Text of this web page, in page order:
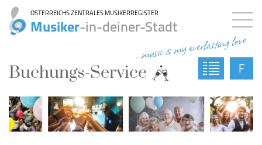
ÖSTERREICHS ZENTRALES MUSIKERREGISTER
Musiker-in-deiner-Stadt
...music is my everlasting love
Buchungs-Service F